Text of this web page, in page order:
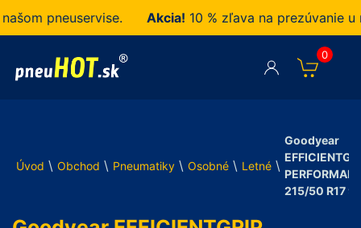
pneuservise. Akcia!10 % zľava na prezúvanie u
0
Úvod \ Obchod \ Pneumatiky \ Osobné \ Letné \
Goodyear
215/50 R17